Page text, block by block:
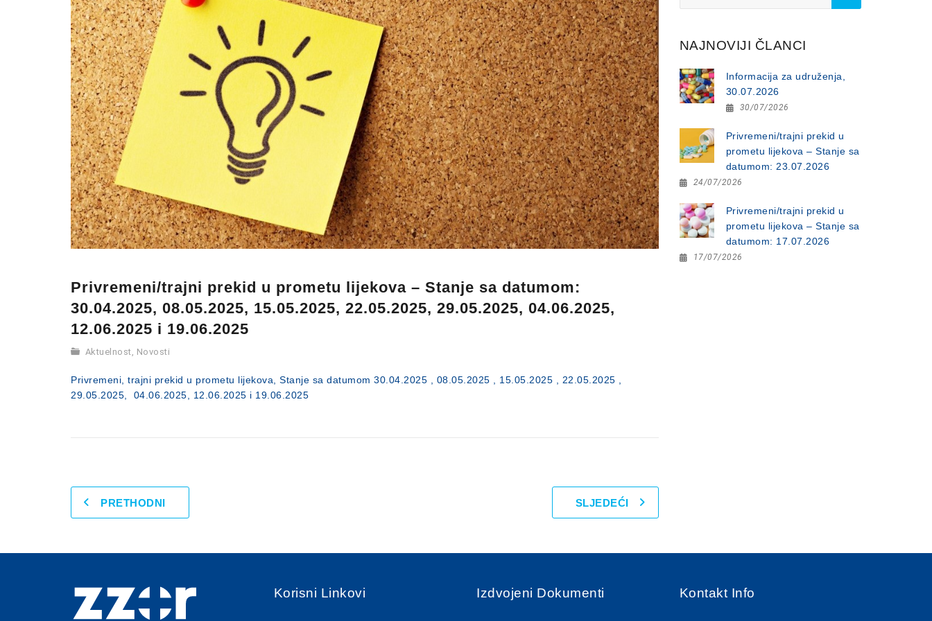
Privremeni/trajni prekid u prometu lijekova – Stanje sa datumom:
30.04.2025, 08.05.2025, 15.05.2025, 22.05.2025, 29.05.2025, 04.06.2025,
12.06.2025 i 19.06.2025
Aktuelnost, Novosti
Privremeni, trajni prekid u prometu lijekova, Stanje sa datumom 30.04.2025 , 08.05.2025 , 15.05.2025 , 22.05.2025 ,
29.05.2025, 04.06.2025, 12.06.2025 i 19.06.2025
PRETHODNI SLJEDEĆI
NAJNOVIJI ČLANCI
Informacija za udruženja,
30.07.2026
30/07/2026
Privremeni/trajni prekid u
prometu lijekova – Stanje sa
datumom: 23.07.2026
24/07/2026
Privremeni/trajni prekid u
prometu lijekova – Stanje sa
datumom: 17.07.2026
17/07/2026
Korisni Linkovi Izdvojeni Dokumenti Kontakt Info